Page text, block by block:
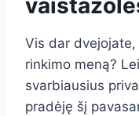
Vis dar
rinkimo meną?
svarbiausius
pradėję šį